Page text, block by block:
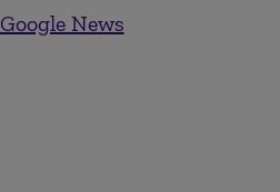
Google News